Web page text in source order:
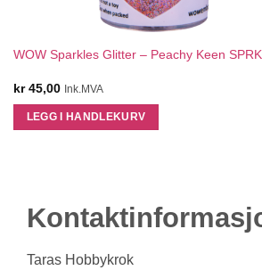
QUICK VIEW
WOW Sparkles Glitter – Peachy Keen
kr45,00 Ink.MVA
LEGG I HANDLEKURV
Taras Hobbykrok